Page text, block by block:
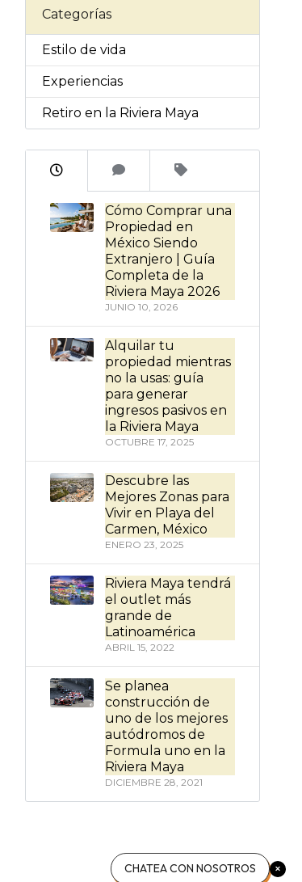
Categorías
Estilo de vida
Experiencias
Retiro en la Riviera Maya
Cómo Comprar una
Propiedad en
México Siendo
Extranjero | Guía
Completa de la
Riviera Maya 2026
JUNIO 10, 2026
Alquilar tu
propiedad mientras
no la usas: guía
para generar
ingresos pasivos en
la Riviera Maya
OCTUBRE 17, 2025
Descubre las
Mejores Zonas para
Vivir en Playa del
Carmen, México
ENERO 23, 2025
Riviera Maya tendrá
el outlet más
grande de
Latinoamérica
ABRIL 15, 2022
Se planea
construcción de
uno de los mejores
autódromos de
Formula uno en la
Riviera Maya
DICIEMBRE 28, 2021
CHATEA CON NOSOTROS